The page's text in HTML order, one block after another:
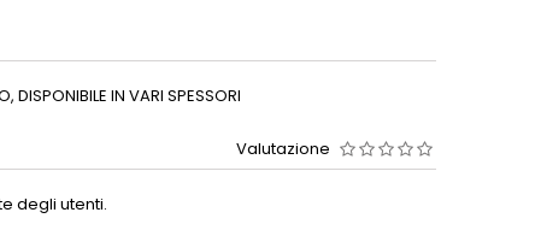
DISPONIBILE IN VARI SPESSORI
Valutazione
degli utenti.